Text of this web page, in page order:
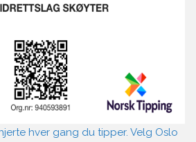
hver gang du tipper. Velg Oslo